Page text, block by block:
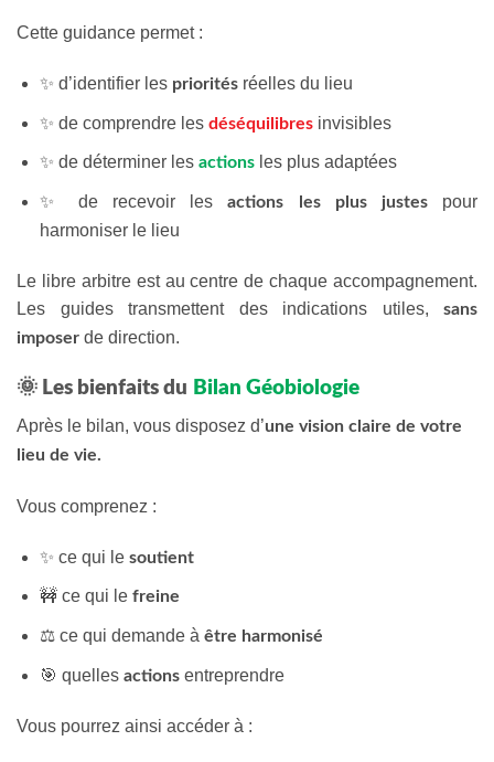
Cette guidance permet :
✨ d’identifier les prioritésréelles du lieu
✨ de comprendre les déséquilibresinvisibles
✨ de déterminer les actionsles plus adaptées
✨ de recevoir lesactions les plus justespour
harmoniser le lieu
Le libre arbitre est au centre de chaque accompagnement.
Les guides transmettent des indications utiles, sans
imposer de direction.
🌞 Les bienfaits du Bilan Géobiologie
Après le bilan, vous disposez d’une vision claire de votre
lieu de vie.
Vous comprenez :
✨ ce qui le soutient
🚧 ce qui le freine
⚖️ ce qui demande à être harmonisé
🎯 quelles actionsentreprendre
Vous pourrez ainsi accéder à :